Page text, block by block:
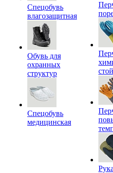
Спецобувь
влагозащитная
Обувь для
охранных
структур
Спецобувь
медицинская